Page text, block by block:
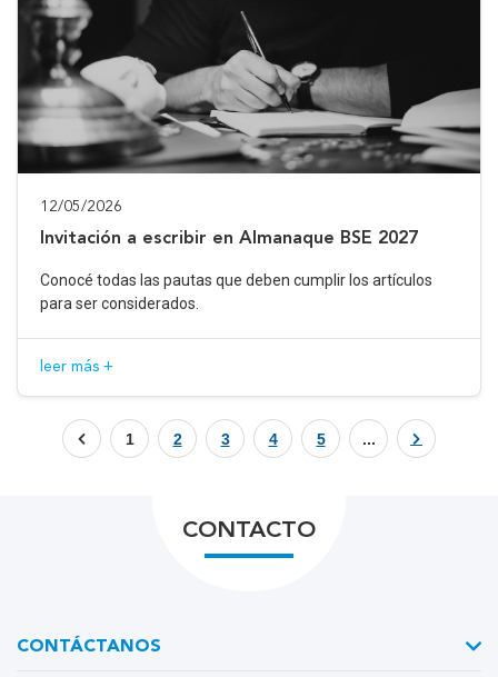
12/05/2026
Invitación a escribir en Almanaque BSE 2027
Conocé todas las pautas que deben cumplir los artículos
para ser considerados.
leer más +
1 2 3 4 5 ...
CONTACTO
CONTÁCTANOS